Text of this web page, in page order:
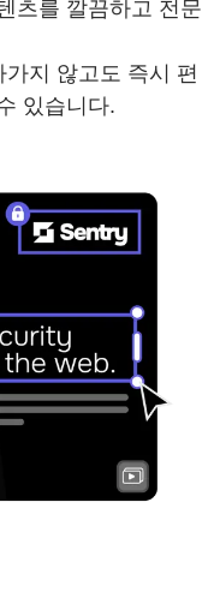
츠를 깔끔하고 전문
지 않고도 즉시 편
있습니다.